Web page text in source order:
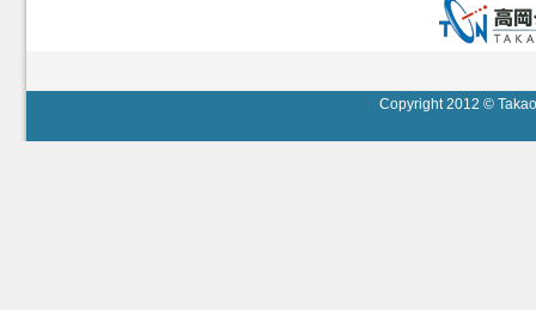
Copyright 2012 ©